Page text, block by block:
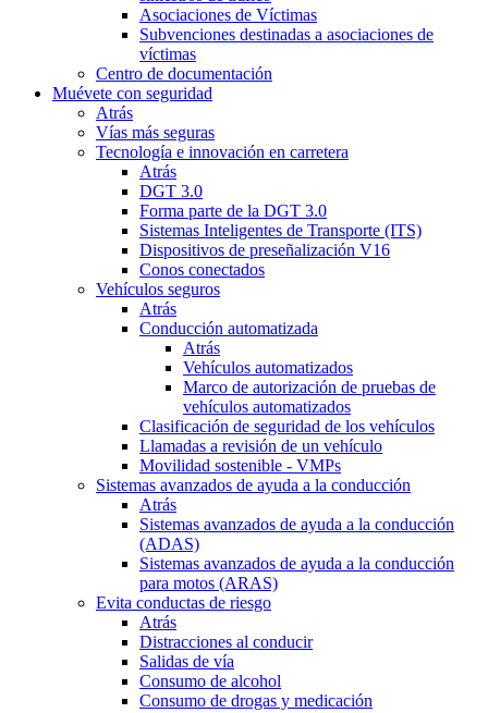
Asociaciones de Víctimas
Subvenciones destinadas a asociaciones de
víctimas
Centro de documentación
Muévete con seguridad
Atrás
Vías más seguras
Tecnología e innovación en carretera
Atrás
DGT 3.0
Forma parte de la DGT 3.0
Sistemas Inteligentes de Transporte (ITS)
Dispositivos de preseñalización V16
Conos conectados
Vehículos seguros
Atrás
Conducción automatizada
Atrás
Vehículos automatizados
Marco de autorización de pruebas de
vehículos automatizados
Clasificación de seguridad de los vehículos
Llamadas a revisión de un vehículo
Movilidad sostenible - VMPs
Sistemas avanzados de ayuda a la conducción
Atrás
Sistemas avanzados de ayuda a la conducción
(ADAS)
Sistemas avanzados de ayuda a la conducción
para motos (ARAS)
Evita conductas de riesgo
Atrás
Distracciones al conducir
Salidas de vía
Consumo de alcohol
Consumo de drogas y medicación